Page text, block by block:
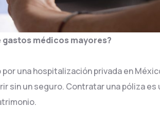
gastos médicos mayores?
una hospitalización privada en
sin un seguro. Contratar una póliza es